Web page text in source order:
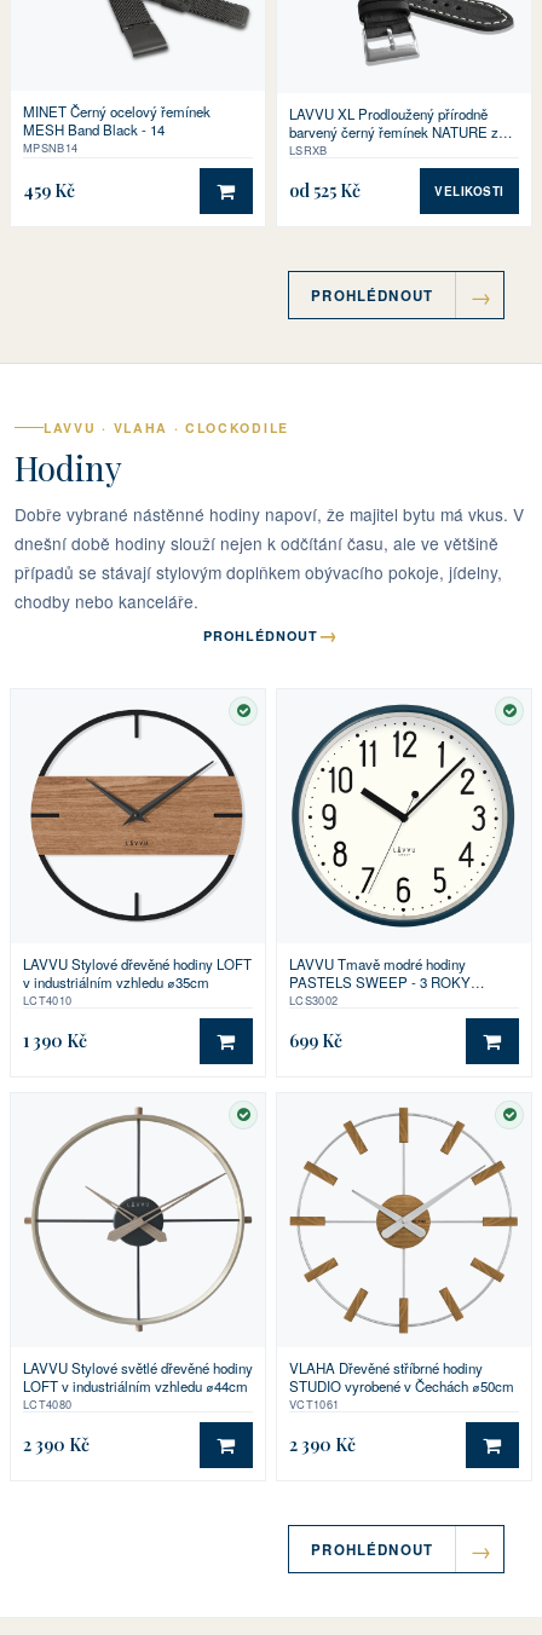
MINET Černý ocelový řemínek
MESH Band Black - 14
MPSNB14
459 Kč DO KOŠÍKU
LAVVU XL Prodloužený přírodně
barvený černý řemínek NATURE z
kůže Top Grain
LSRXB
od 525 Kč VELIKOSTI
PROHLÉDNOUT
LAVVU · VLAHA · CLOCKODILE
Hodiny
Dobře vybrané nástěnné hodiny napoví, že majitel bytu má vkus. V
dnešní době hodiny slouží nejen k odčítání času, ale ve většině
případů se stávají stylovým doplňkem obývacího pokoje, jídelny,
chodby nebo kanceláře.
PROHLÉDNOUT →
SKLADEM
LAVVU Stylové dřevěné hodiny LOFT
v industriálním vzhledu ⌀35cm
LCT4010
1 390 Kč DO KOŠÍKU
LAVVU Tmavě modré hodiny
PASTELS SWEEP - 3 ROKY
ZÁRUKA ⌀29,5cm
LCS3002
699 Kč DO
SKLADEM
LAVVU Stylové světlé dřevěné hodiny
LOFT v industriálním vzhledu ⌀44cm
LCT4080
2 390 Kč DO KOŠÍKU
VLAHA Dřevěné stříbrné hodiny
STUDIO vyrobené v Čechách ⌀50cm
VCT1061
2 390 Kč DO
PROHLÉDNOUT